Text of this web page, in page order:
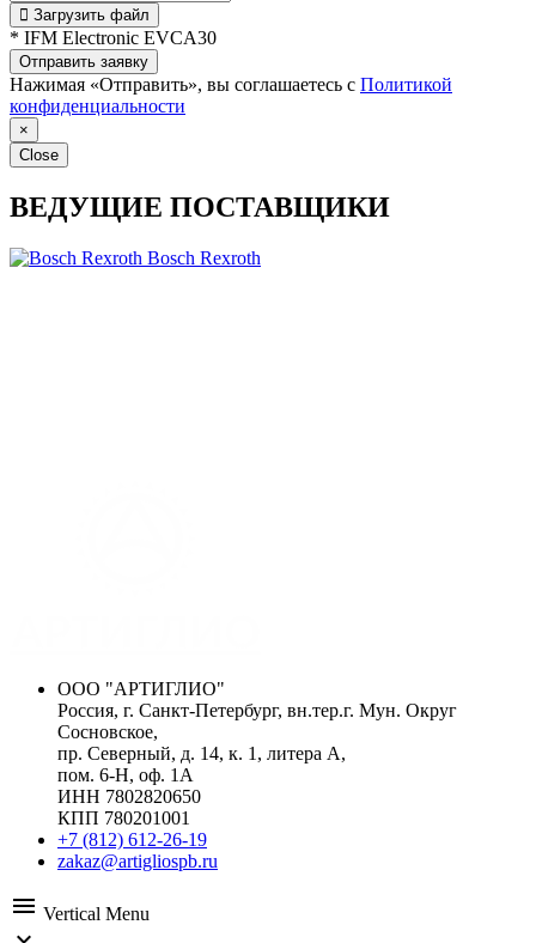
Загрузить файл
* IFM Electronic EVCA30
Отправить заявку
Нажимая «Отправить», вы соглашаетесь с Политикой
конфиденциальности
×
Close
ВЕДУЩИЕ ПОСТАВЩИКИ
Bosch Rexroth
ООО "АРТИГЛИО"
Россия, г. Санкт-Петербург, вн.тер.г. Мун. Округ
Сосновское,
пр. Северный, д. 14, к. 1, литера А,
пом. 6-Н, оф. 1А
ИНН 7802820650
КПП 780201001
+7 (812) 612-26-19
zakaz@artigliospb.ru
menu Vertical Menu